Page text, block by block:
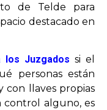
de Telde para
destacado en
los Juzgados si el
personas están
llaves propias
control alguno, es